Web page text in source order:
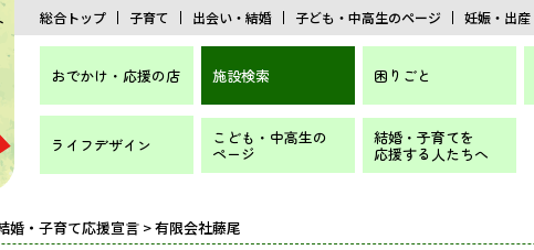
総合トップ 子育て 出会い・結婚 子ども・中高生のページ 妊娠・出産
おでかけ・応援の店 施設検索 困りごと
ライフデザイン こども・中高生の
ページ
結婚・子育てを
応援する人たちへ
婚・子育て応援宣言 > 有限会社藤尾